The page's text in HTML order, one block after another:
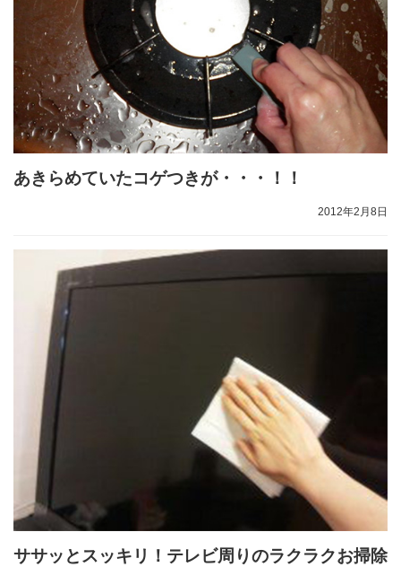
あきらめていたコゲつきが・・・！！
2012年2月8日
ササッとスッキリ！テレビ周りのラクラクお掃除